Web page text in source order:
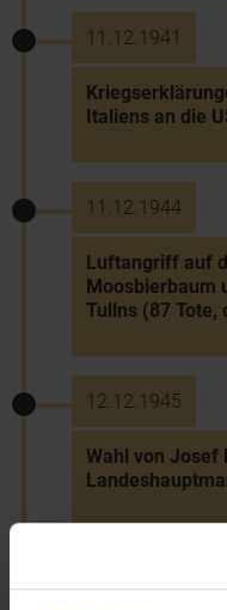
11.12.1941
Italiens an die
11.12.1944
Luftangriff auf
Moosbierbaum
Tullns (87 Tote,
12.12.1945
Wahl von Josef